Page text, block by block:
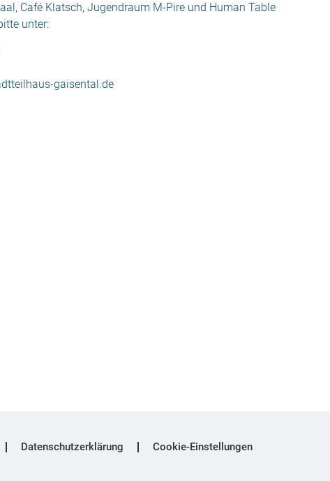
Café Klatsch, Jugendraum M-Pire und Human Table
unter:
gaisental.de
Datenschutzerklärung Cookie-Einstellungen